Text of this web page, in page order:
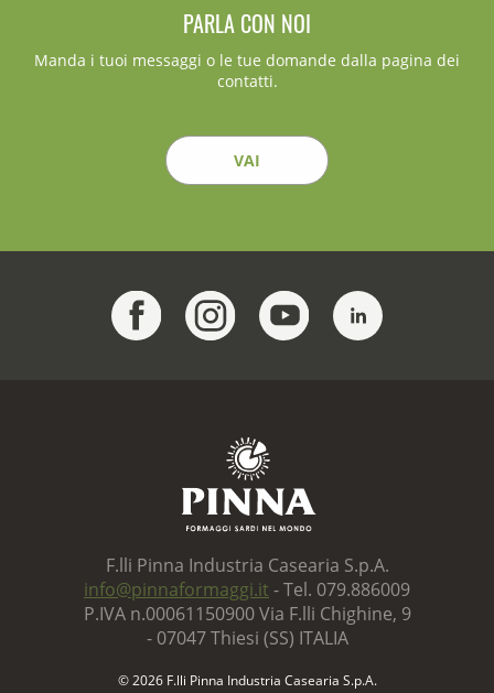
PARLA CON NOI
Manda i tuoi messaggi o le tue domande dalla pagina dei
contatti.
VAI
F.lli Pinna Industria Casearia S.p.A.
info@pinnaformaggi.it - Tel. 079.886009
P.IVA n.00061150900 Via F.lli Chighine, 9
- 07047 Thiesi (SS) ITALIA
© 2026 F.lli Pinna Industria Casearia S.p.A.